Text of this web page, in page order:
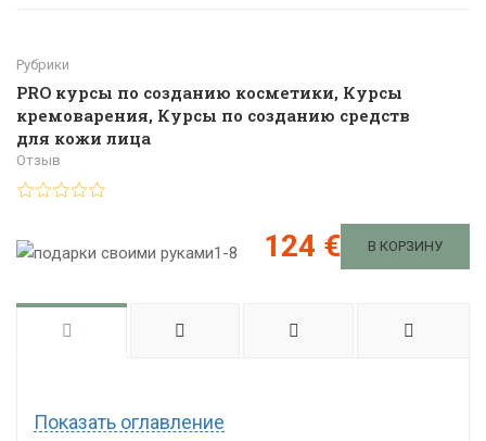
Рубрики
PRO курсы по созданию косметики, Курсы
кремоварения, Курсы по созданию средств
для кожи лица
Отзыв
124 € В КОРЗИНУ
Показать оглавление